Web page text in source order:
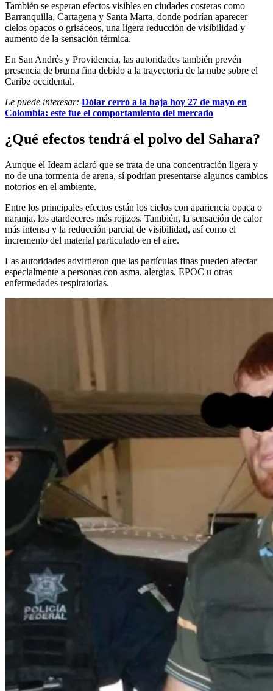
También se esperan efectos visibles en ciudades costeras como
Barranquilla, Cartagena y Santa Marta, donde podrían aparecer
cielos opacos o grisáceos, una ligera reducción de visibilidad y
aumento de la sensación térmica.
En San Andrés y Providencia, las autoridades también prevén
presencia de bruma fina debido a la trayectoria de la nube sobre el
Caribe occidental.
Le puede interesar: Dólar cerró a la baja hoy 27 de mayo en
Colombia: este fue el comportamiento del mercado
¿Qué efectos tendrá el polvo del Sahara?
Aunque el Ideam aclaró que se trata de una concentración ligera y
no de una tormenta de arena, sí podrían presentarse algunos cambios
notorios en el ambiente.
Entre los principales efectos están los cielos con apariencia opaca o
naranja, los atardeceres más rojizos. También, la sensación de calor
más intensa y la reducción parcial de visibilidad, así como el
incremento del material particulado en el aire.
Las autoridades advirtieron que las partículas finas pueden afectar
especialmente a personas con asma, alergias, EPOC u otras
enfermedades respiratorias.